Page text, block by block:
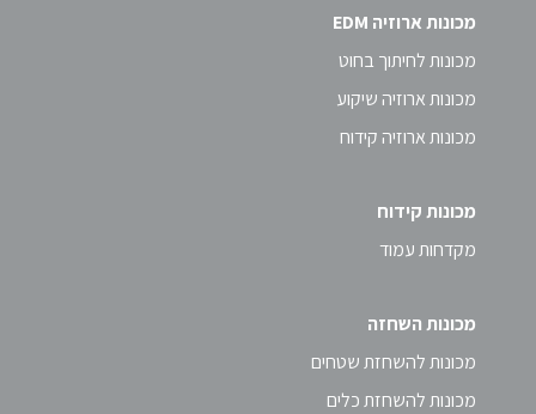
מכונות ארוזיה EDM
מכונות לחיתוך בחוט
מכונות ארוזיה שיקוע
מכונות ארוזיה קידוח
מכונות קידוח
מקדחות עמוד
מכונות השחזה
מכונות להשחזת שטחים
מכונות להשחזת כלים